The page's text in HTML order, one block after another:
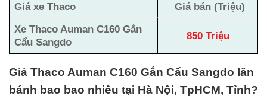
Giá xe Thaco
Giá bán (Triệu)
Xe Thaco Auman C160 Gắn
Cẩu Sangdo
850 Triệu
Giá Thaco Auman C160 Gắn Cẩu Sangdo lăn
bánh bao bao nhiêu tại Hà Nội, TpHCM, Tỉnh?